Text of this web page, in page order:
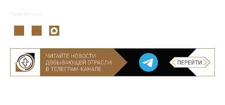
Поделиться: